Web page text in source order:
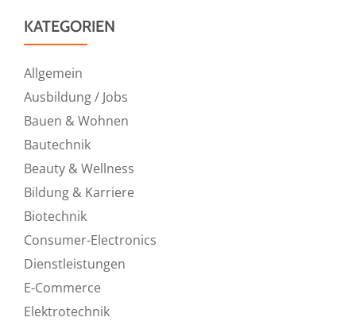
KATEGORIEN
Allgemein
Ausbildung / Jobs
Bauen & Wohnen
Bautechnik
Beauty & Wellness
Bildung & Karriere
Biotechnik
Consumer-Electronics
Dienstleistungen
E-Commerce
Elektrotechnik